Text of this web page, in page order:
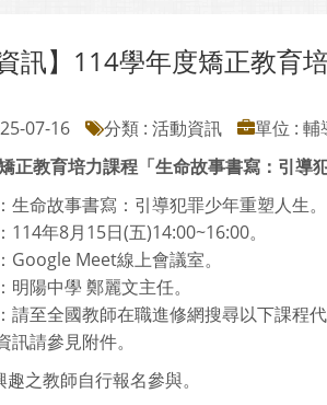
資訊】114學年度矯正教育
07-16 分類 : 活動資訊 單位 : 輔
正教育培力課程「生命故事書寫：引導
生命故事書寫：引導犯罪少年重塑人生。
114年8月15日(五)14:00~16:00。
Google Meet線上會議室。
明陽中學 鄭麗文主任。
請至全國教師在職進修網搜尋以下課程
訊請參見附件。
之教師自行報名參與。